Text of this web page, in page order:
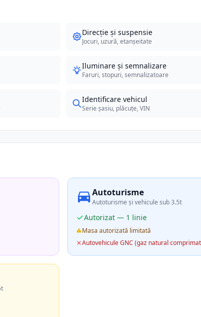
Direcție și suspensie
Jocuri, uzură, etanșeitate
Iluminare și semnalizare
Faruri, stopuri, semnalizatoare
Identificare vehicul
Serie șasiu, plăcuțe, VIN
Autoturisme
Autoturisme și vehicule sub 3.5t
Autorizat — 1 linie
Masa autorizată limitată
Autovehicule GNC (gaz natural